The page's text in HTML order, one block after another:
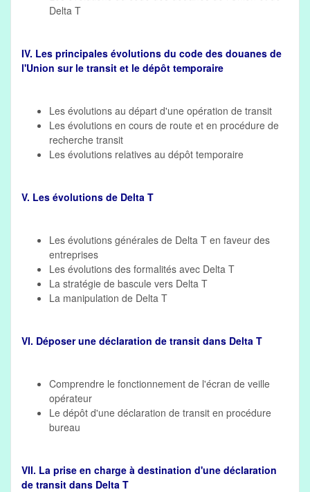
Delta T
IV. Les principales évolutions du code des douanes de
l'Union sur le transit et le dépôt temporaire
Les évolutions au départ d'une opération de transit
Les évolutions en cours de route et en procédure de
recherche transit
Les évolutions relatives au dépôt temporaire
V. Les évolutions de Delta T
Les évolutions générales de Delta T en faveur des
entreprises
Les évolutions des formalités avec Delta T
La stratégie de bascule vers Delta T
La manipulation de Delta T
VI. Déposer une déclaration de transit dans Delta T
Comprendre le fonctionnement de l'écran de veille
opérateur
Le dépôt d'une déclaration de transit en procédure
bureau
VII. La prise en charge à destination d'une déclaration
de transit dans Delta T